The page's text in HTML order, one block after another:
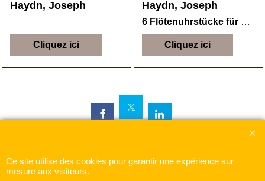
Haydn, Joseph
Cliquez ici
Haydn, Joseph
6 Flötenuhrstücke für 3 Flöten
Cliquez ici
Boutique en ligne créés
avec le logiciel
Ce site utilise des cookies pour garantir une expérience sur
mesure aux visiteurs.